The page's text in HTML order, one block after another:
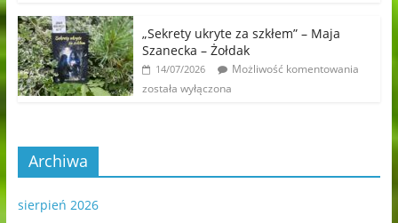
„Sekrety ukryte za szkłem” – Maja
Szanecka – Żołdak
14/07/2026
Możliwość komentowania
została wyłączona
Archiwa
sierpień 2026